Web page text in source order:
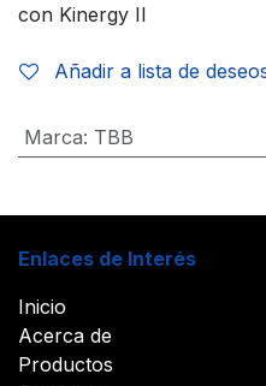
con Kinergy II
Añadir a lista de
Marca: TBB
Enlaces de Interés
Inicio
Acerca de
Productos